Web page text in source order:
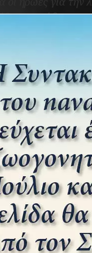
ανάβανε
Έστω και η
προσκλητήριο
στον αγώνα
– 1876)
Αγώνα,
τη λήψη του
την έναρξη του